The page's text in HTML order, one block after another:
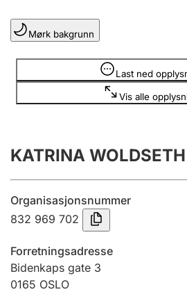
Lag og foreining
Registrere, endre, slette
Innsending og
Jeger
Mørk bakgrunn
Last ned
Vis alle
Opplysninger er skjult
KATRINA WOLDSETH
Organisasjonsnummer
832 969 702
Forretningsadresse
Bidenkaps gate 3
0165 OSLO